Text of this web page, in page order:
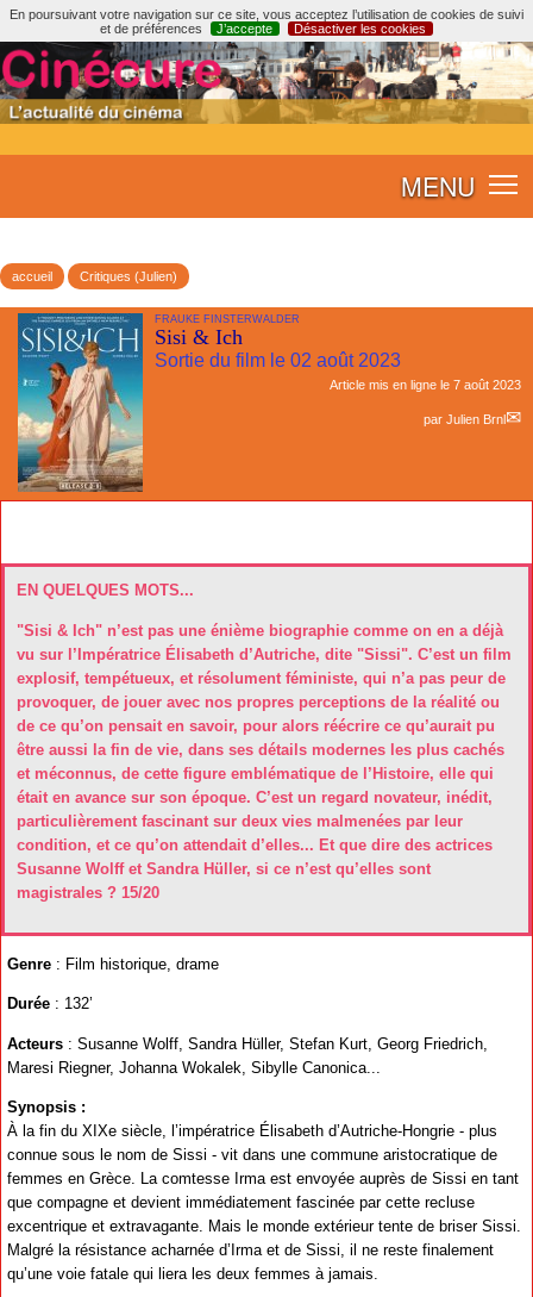
En poursuivant votre navigation sur ce site, vous acceptez l’utilisation de cookies de suivi
et de préférences
J’accepte Désactiver les cookies
MENU
accueil Critiques (Julien)
FRAUKE FINSTERWALDER
Sisi & Ich
Sortie du film le 02 août 2023
Article mis en ligne le 7 août 2023
par Julien Brnl
EN QUELQUES MOTS...
"Sisi & Ich" n’est pas une énième biographie comme on en a déjà
vu sur l’Impératrice Élisabeth d’Autriche, dite "Sissi". C’est un film
explosif, tempétueux, et résolument féministe, qui n’a pas peur de
provoquer, de jouer avec nos propres perceptions de la réalité ou
de ce qu’on pensait en savoir, pour alors réécrire ce qu’aurait pu
être aussi la fin de vie, dans ses détails modernes les plus cachés
et méconnus, de cette figure emblématique de l’Histoire, elle qui
était en avance sur son époque. C’est un regard novateur, inédit,
particulièrement fascinant sur deux vies malmenées par leur
condition, et ce qu’on attendait d’elles... Et que dire des actrices
Susanne Wolff et Sandra Hüller, si ce n’est qu’elles sont
magistrales ? 15/20
Genre : Film historique, drame
Durée : 132’
Acteurs : Susanne Wolff, Sandra Hüller, Stefan Kurt, Georg Friedrich,
Maresi Riegner, Johanna Wokalek, Sibylle Canonica...
Synopsis :
À la fin du XIXe siècle, l’impératrice Élisabeth d’Autriche-Hongrie - plus
connue sous le nom de Sissi - vit dans une commune aristocratique de
femmes en Grèce. La comtesse Irma est envoyée auprès de Sissi en tant
que compagne et devient immédiatement fascinée par cette recluse
excentrique et extravagante. Mais le monde extérieur tente de briser Sissi.
Malgré la résistance acharnée d’Irma et de Sissi, il ne reste finalement
qu’une voie fatale qui liera les deux femmes à jamais.